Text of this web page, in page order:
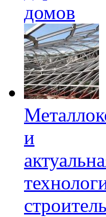
домов
и